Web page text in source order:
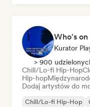
Who's
Kurator
> 900
Chill/Lo-fi Hip-Hop
Hip-hop
Dodaj artystów do
Chill/Lo-fi Hip-Hop